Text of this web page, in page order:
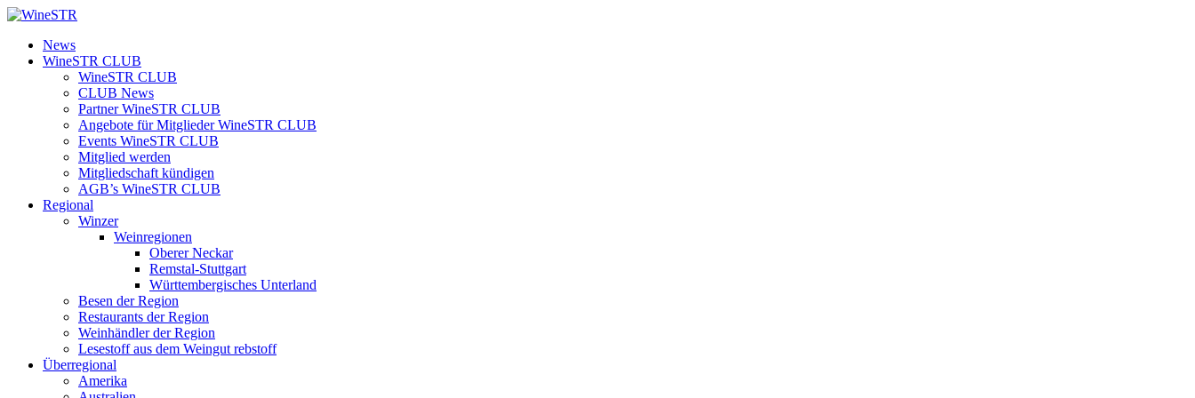
Zum
springen
WineSTR
News
WineSTR CLUB
WineSTR CLUB
CLUB News
Partner WineSTR CLUB
Angebote für Mitglieder WineSTR CLUB
Events WineSTR CLUB
Mitglied werden
Mitgliedschaft kündigen
AGB’s WineSTR CLUB
Regional
Winzer
Weinregionen
Oberer Neckar
Remstal-Stuttgart
Württembergisches Unterland
Besen der Region
Restaurants der Region
Weinhändler der Region
Lesestoff aus dem Weingut rebstoff
Überregional
Amerika